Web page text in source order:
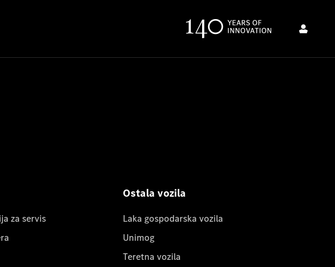
za servis
Ostala vozila
Laka gospodarska vozila
Unimog
Teretna vozila